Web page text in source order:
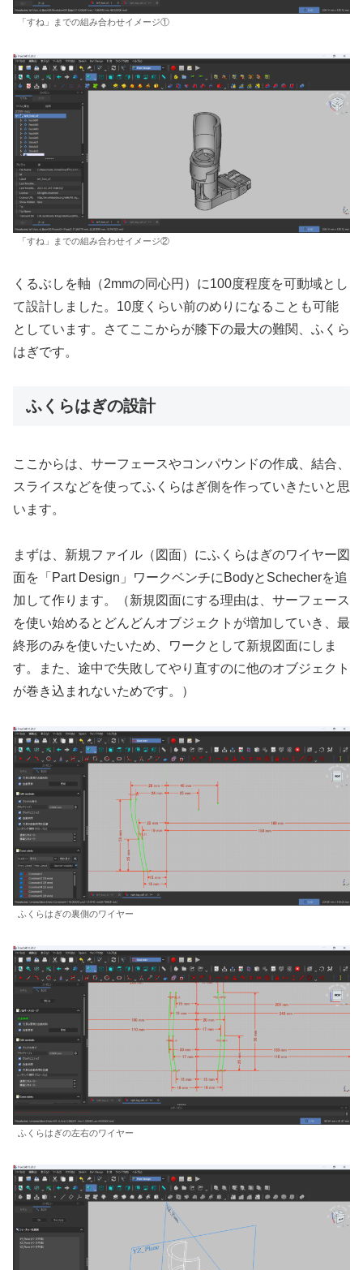
「すね」までの組み合わせイメージ①
「すね」までの組み合わせイメージ②
くるぶしを軸（2mmの同心円）に100度程度を可動域とし
て設計しました。10度くらい前のめりになることも可能
としています。さてここからが膝下の最大の難関、ふくら
はぎです。
ふくらはぎの設計
ここからは、サーフェースやコンパウンドの作成、結合、
スライスなどを使ってふくらはぎ側を作っていきたいと思
います。
まずは、新規ファイル（図面）にふくらはぎのワイヤー図
面を「Part Design」ワークベンチにBodyとSchecherを追
加して作ります。（新規図面にする理由は、サーフェース
を使い始めるとどんどんオブジェクトが増加していき、最
終形のみを使いたいため、ワークとして新規図面にしま
す。また、途中で失敗してやり直すのに他のオブジェクト
が巻き込まれないためです。）
ふくらはぎの裏側のワイヤー
ふくらはぎの左右のワイヤー